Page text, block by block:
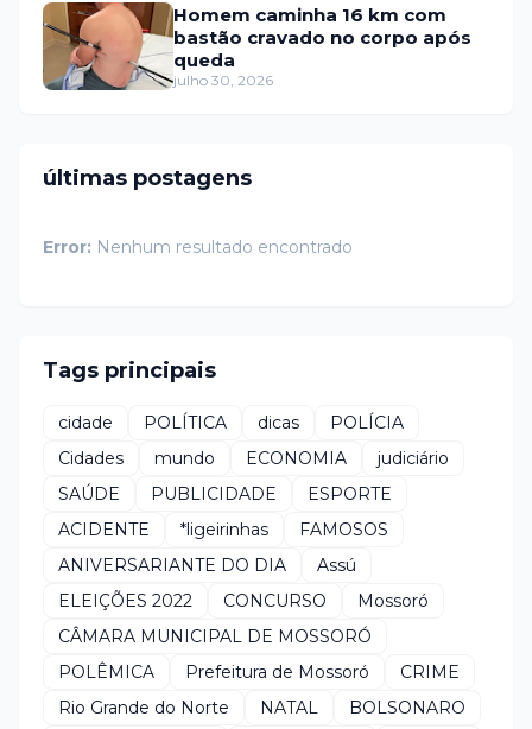
Homem caminha 16 km com
bastão cravado no corpo após
queda
julho 30, 2026
últimas postagens
Error: Nenhum resultado encontrado
Tags principais
cidade POLÍTICA dicas
POLÍCIA
Cidades
mundo ECONOMIA
judiciário
SAÚDE
PUBLICIDADE
ESPORTE
ACIDENTE
*ligeirinhas
FAMOSOS
ANIVERSARIANTE DO DIA
Assú
ELEIÇÕES 2022
CONCURSO
Mossoró
CÂMARA MUNICIPAL DE MOSSORÓ
POLÊMICA
Prefeitura de Mossoró
CRIME
Rio Grande do Norte
NATAL
BOLSONARO